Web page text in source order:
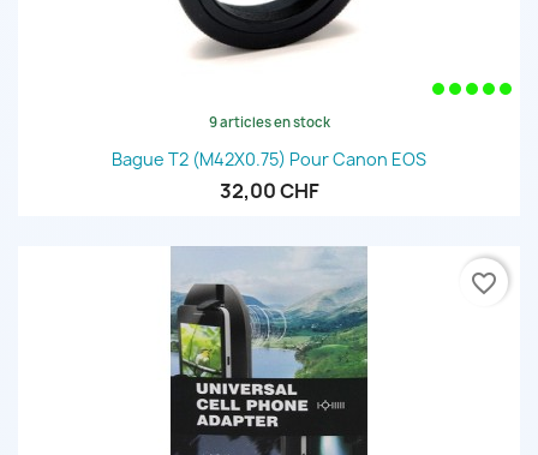
9 articles en stock
Bague T2 (M42X0.75) Pour Canon EOS
32,00 CHF
favorite_border